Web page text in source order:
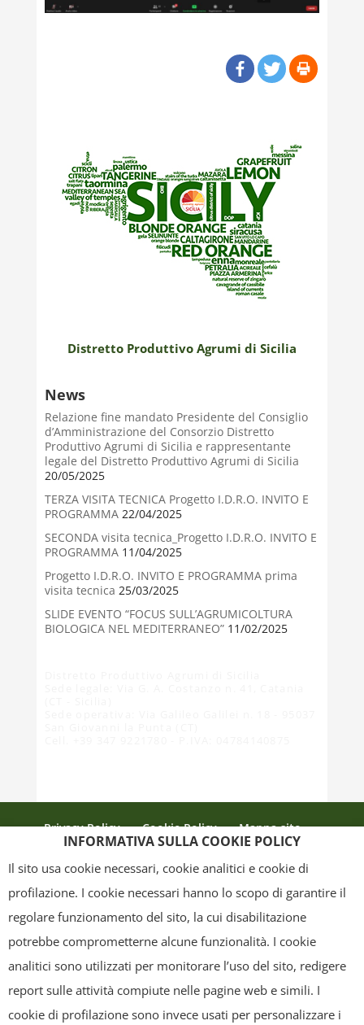
Distretto Produttivo Agrumi di Sicilia
News
Relazione fine mandato Presidente del Consiglio
d’Amministrazione del Consorzio Distretto
Produttivo Agrumi di Sicilia e rappresentante
legale del Distretto Produttivo Agrumi di Sicilia
20/05/2025
TERZA VISITA TECNICA Progetto I.D.R.O. INVITO E
PROGRAMMA22/04/2025
SECONDA visita tecnica_Progetto I.D.R.O. INVITO E
PROGRAMMA11/04/2025
Progetto I.D.R.O. INVITO E PROGRAMMA prima
visita tecnica 25/03/2025
SLIDE EVENTO “FOCUS SULL’AGRUMICOLTURA
BIOLOGICA NEL MEDITERRANEO”11/02/2025
Privacy Policy Cookie Policy
Mappa sito
grafica ed il layout) sono di proprietà del "Distretto Produttivo Agrumi di
Sicilia" e tutelati dal diritto d’autore. È pertanto vietato copiarli,
pubblicarli, riscriverli, commercializzarli, distribuirli, anche soltanto in
INFORMATIVA SULLA COOKIE POLICY
Il sito usa cookie necessari, cookie analitici e cookie di
profilazione. I cookie necessari hanno lo scopo di garantire il
regolare funzionamento del sito, la cui disabilitazione
potrebbe comprometterne alcune funzionalità. I cookie
analitici sono utilizzati per monitorare l’uso del sito, redigere
report sulle attività compiute nelle pagine web e simili. I
cookie di profilazione sono invece usati per personalizzare i